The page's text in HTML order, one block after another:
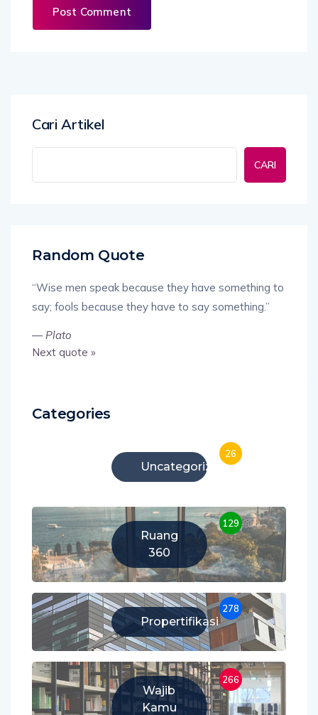
Cari Artikel
CARI
Random Quote
“Wise men speak because they have something to
say; fools because they have to say something.”
— Plato
Next quote »
Categories
Uncategorized
26
Ruang
360
129
Propertifikasi
278
Wajib
Kamu
266